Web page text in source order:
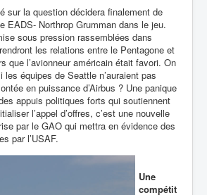
sur la question décidera finalement de
EADS- Northrop Grumman dans le jeu.
sous pression rassemblées dans
les relations entre le Pentagone et
que l’avionneur américain était favori. On
équipes de Seattle n’auraient pas
en puissance d’Airbus ? Une panique
appuis politiques forts qui soutiennent
l’appel d’offres, c’est une nouvelle
par le GAO qui mettra en évidence des
par l’USAF.
Une
compétit